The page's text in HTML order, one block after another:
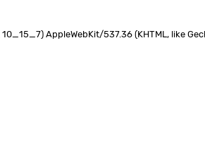
AppleWebKit/537.36 (KHTML, like